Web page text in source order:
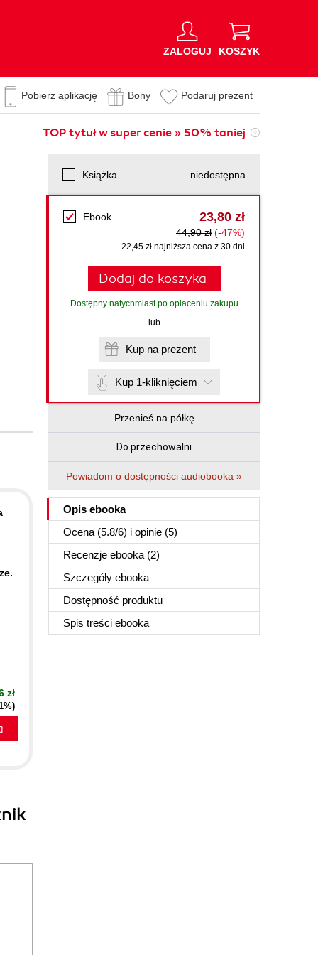
ZALOGUJ KOSZYK
Pobierz aplikację Bony Podaruj prezent
TOP tytuł w super cenie » 50% taniej
Książka niedostępna
Ebook 23,80 zł
44,90 zł (-47%)
22,45 zł najniższa cena z 30 dni
Dodaj do koszyka
Dostępny natychmiast po opłaceniu zakupu
lub
Kup na prezent
Kup 1-kliknięciem
Przenieś na półkę
Do przechowalni
Powiadom o dostępności audiobooka »
Opis ebooka
Ocena (5.8/6) i opinie (5)
Recenzje ebooka (2)
Szczegóły ebooka
Dostępność produktu
Spis treści ebooka
zł